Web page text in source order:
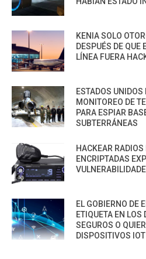
KENIA SOLO
DESPUÉS DE QUE
LÍNEA FUERA
ESTADOS
MONITOREO DE
PARA ESPIAR
SUBTERRÁNEAS
HACKEAR
ENCRIPTADAS
EL GOBIERNO DE
ETIQUETA EN
SEGUROS O
DISPOSITIVOS